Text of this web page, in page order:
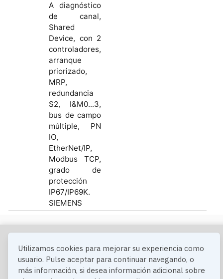
A diagnóstico
de canal,
Shared
Device, con 2
controladores,
arranque
priorizado,
MRP,
redundancia
S2, I&M0...3,
bus de campo
múltiple, PN
IO,
EtherNet/IP,
Modbus TCP,
grado de
protección
IP67/IP69K.
SIEMENS
© 1999-2025 IELEC INDUSTRIA Y ELECTRICIDAD, S.L.
Aviso
Legal
Privacidad Cookies
Condiciones
Generales
de Venta
Utilizamos cookies para mejorar su experiencia como
usuario. Pulse aceptar para continuar navegando, o
más información, si desea información adicional sobre